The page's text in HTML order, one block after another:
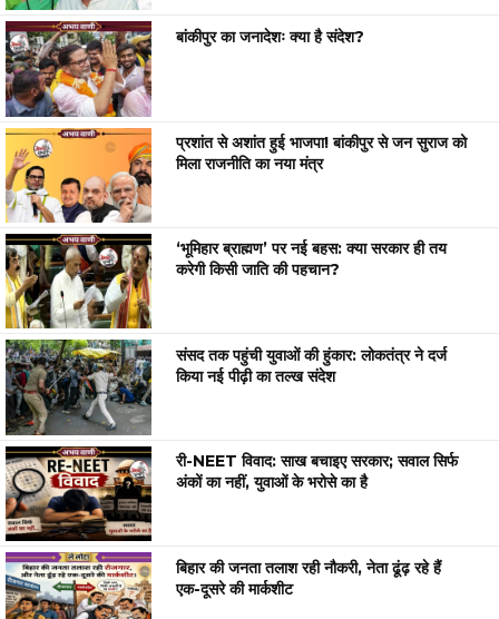
बांकीपुर का जनादेशः क्या है संदेश?
प्रशांत से अशांत हुई भाजपा! बांकीपुर से जन सुराज को
मिला राजनीति का नया मंत्र
‘भूमिहार ब्राह्मण’ पर नई बहस: क्या सरकार ही तय
करेगी किसी जाति की पहचान?
संसद तक पहुंची युवाओं की हुंकार: लोकतंत्र ने दर्ज
किया नई पीढ़ी का तल्ख संदेश
री-NEET विवाद: साख बचाइए सरकार; सवाल सिर्फ
अंकों का नहीं, युवाओं के भरोसे का है
बिहार की जनता तलाश रही नौकरी, नेता ढूंढ़ रहे हैं
एक-दूसरे की मार्कशीट